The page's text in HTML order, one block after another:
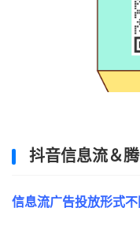
抖音信息流＆
信息流广告投放形式不